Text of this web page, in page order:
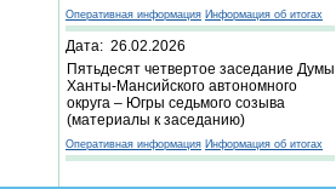
Оперативная информация Информация об итогах
Дата: 26.02.2026
Пятьдесят четвертое заседание Думы
Ханты-Мансийского автономного
округа – Югры седьмого созыва
(материалы к заседанию)
Оперативная информация Информация об итогах